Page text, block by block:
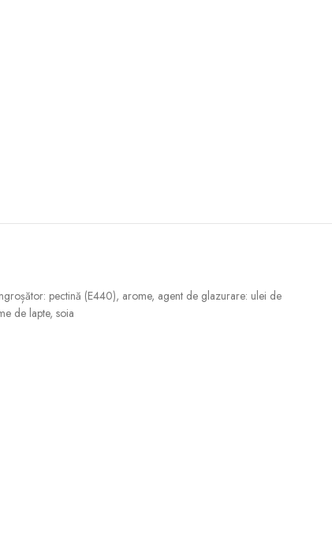
pectină (E440), arome, agent de glazurare: ulei de
de lapte, soia